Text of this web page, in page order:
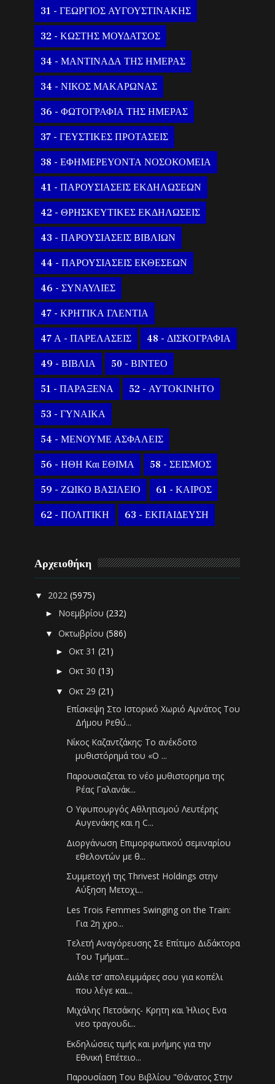
31 - ΓΕΩΡΓΙΟΣ ΑΥΓΟΥΣΤΙΝΑΚΗΣ
32 - ΚΩΣΤΗΣ ΜΟΥΔΑΤΣΟΣ
34 - ΜΑΝΤΙΝΑΔΑ ΤΗΣ ΗΜΕΡΑΣ
34 - ΝΙΚΟΣ ΜΑΚΑΡΩΝΑΣ
36 - ΦΩΤΟΓΡΑΦΙΑ ΤΗΣ ΗΜΕΡΑΣ
37 - ΓΕΥΣΤΙΚΕΣ ΠΡΟΤΑΣΕΙΣ
38 - ΕΦΗΜΕΡΕΥΟΝΤΑ ΝΟΣΟΚΟΜΕΙΑ
41 - ΠΑΡΟΥΣΙΑΣΕΙΣ ΕΚΔΗΛΩΣΕΩΝ
42 - ΘΡΗΣΚΕΥΤΙΚΕΣ ΕΚΔΗΛΩΣΕΙΣ
43 - ΠΑΡΟΥΣΙΑΣΕΙΣ ΒΙΒΛΙΩΝ
44 - ΠΑΡΟΥΣΙΑΣΕΙΣ ΕΚΘΕΣΕΩΝ
46 - ΣΥΝΑΥΛΙΕΣ
47 - ΚΡΗΤΙΚΑ ΓΛΕΝΤΙΑ
47 Α - ΠΑΡΕΛΑΣΕΙΣ 48 - ΔΙΣΚΟΓΡΑΦΙΑ
49 - ΒΙΒΛΙΑ 50 - ΒΙΝΤΕΟ
51 - ΠΑΡΑΞΕΝΑ 52 - ΑΥΤΟΚΙΝΗΤΟ
53 - ΓΥΝΑΙΚΑ
54 - ΜΕΝΟΥΜΕ ΑΣΦΑΛΕΙΣ
56 - ΗΘΗ Και ΕΘΙΜΑ 58 - ΣΕΙΣΜΟΣ
59 - ΖΩΙΚΟ ΒΑΣΙΛΕΙΟ 61 - ΚΑΙΡΟΣ
62 - ΠΟΛΙΤΙΚΗ 63 - ΕΚΠΑΙΔΕΥΣΗ
Αρχειοθήκη
▼ 2022(5975)
► Νοεμβρίου(232)
▼Οκτωβρίου(586)
►Οκτ 31(21)
►Οκτ 30(13)
▼Οκτ 29(21)
Επίσκεψη Στο Ιστορικό Χωριό Αμνάτος Του
Δήμου Ρεθύ...
Νίκος Καζαντζάκης: Το ανέκδοτο
μυθιστόρημά του «Ο ...
Παρουσιαζεται το νέο μυθιστορημα της
Ρέας Γαλανάκ...
Ο Υφυπουργός Αθλητισμού Λευτέρης
Αυγενάκης και η C...
Διοργάνωση Επιμορφωτικού σεμιναρίου
εθελοντών με θ...
Συμμετοχή της Thrivest Holdings στην
Αύξηση Μετοχι...
Les Trois Femmes Swinging on the Train:
Για 2η χρο...
Τελετή Αναγόρευσης Σε Επίτιμο Διδάκτορα
Του Τμήματ...
Διάλε τσ’ απολειμμάρες σου για κοπέλι
που λέγε και...
Μιχάλης Πετσάκης- Κρητη και Ήλιος Ενα
νεο τραγουδι...
Εκδηλώσεις τιμής και μνήμης για την
Εθνική Επέτειο...
Παρουσίαση Του Βιβλίου "Θάνατος Στην